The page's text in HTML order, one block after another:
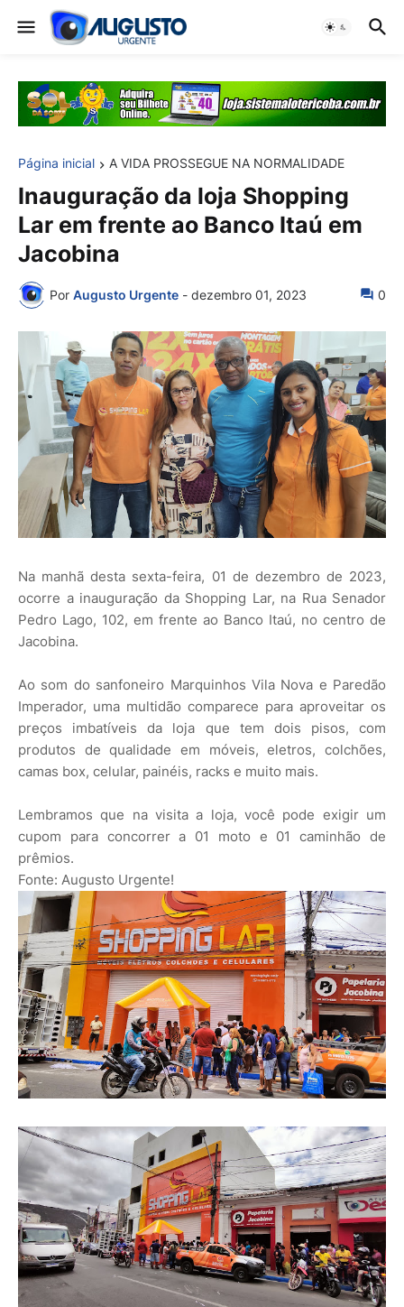
Página inicial A VIDA PROSSEGUE NA NORMALIDADE
Inauguração da loja Shopping
Lar em frente ao Banco Itaú em
Jacobina
Por Augusto Urgente - dezembro 01, 2023 0
Na manhã desta sexta-feira, 01 de dezembro de 2023,
ocorre a inauguração da Shopping Lar, na Rua Senador
Pedro Lago, 102, em frente ao Banco Itaú, no centro de
Jacobina.
Ao som do sanfoneiro Marquinhos Vila Nova e Paredão
Imperador, uma multidão comparece para aproveitar os
preços imbatíveis da loja que tem dois pisos, com
produtos de qualidade em móveis, eletros, colchões,
camas box, celular, painéis, racks e muito mais.
Lembramos que na visita a loja, você pode exigir um
cupom para concorrer a 01 moto e 01 caminhão de
prêmios.
Fonte: Augusto Urgente!